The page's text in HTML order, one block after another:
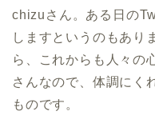
chizuさん。ある日の
しますというのもあり
ら、これからも人々の
さんなので、体調にく
ものです。